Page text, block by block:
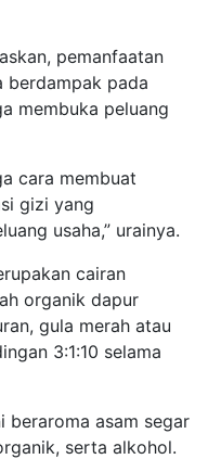
pemanfaatan
berdampak pada
membuka peluang
cara membuat
gizi yang
usaha,” urainya.
cairan
organik dapur
gula merah atau
3:1:10 selama
beraroma asam segar
serta alkohol.